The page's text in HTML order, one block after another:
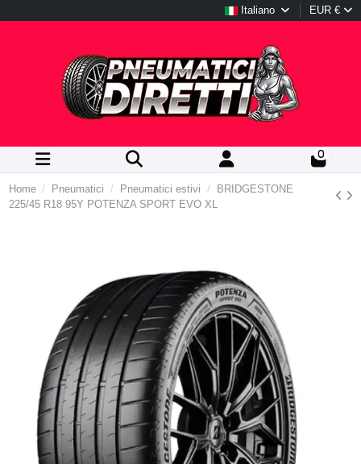
Italiano EUR €
0
Home Pneumatici Pneumatici estivi
BRIDGESTONE
225/45 R18 95Y POTENZA SPORT EVO XL